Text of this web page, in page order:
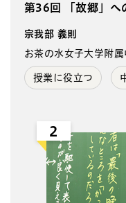
第36回 「故郷」
宗我部 義則
お茶の水女子大学附
授業に役立つ
2